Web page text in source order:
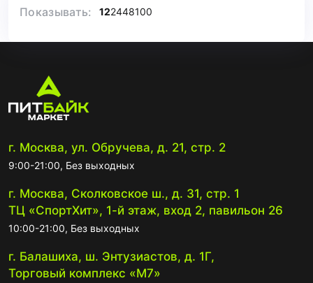
Показывать: 122448100
г. Москва, ул. Обручева, д. 21, стр. 2
9:00-21:00, Без выходных
г. Москва, Сколковское ш., д. 31, стр. 1
ТЦ «СпортХит», 1-й этаж, вход 2, павильон 26
10:00-21:00, Без выходных
г. Балашиха, ш. Энтузиастов, д. 1Г,
Торговый комплекс «М7»